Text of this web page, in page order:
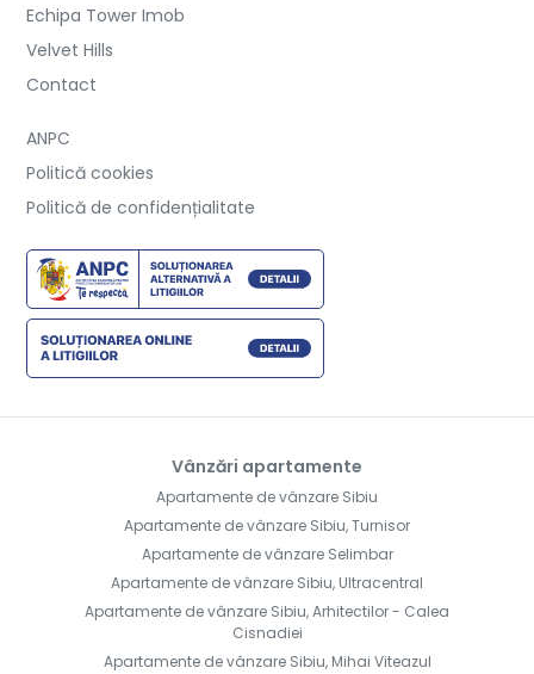
Echipa Tower Imob
Velvet Hills
Contact
ANPC
Politică cookies
Politică de confidențialitate
Vânzări apartamente
Apartamente de vânzare Sibiu
Apartamente de vânzare Sibiu, Turnisor
Apartamente de vânzare Selimbar
Apartamente de vânzare Sibiu, Ultracentral
Apartamente de vânzare Sibiu, Arhitectilor - Calea
Cisnadiei
Apartamente de vânzare Sibiu, Mihai Viteazul